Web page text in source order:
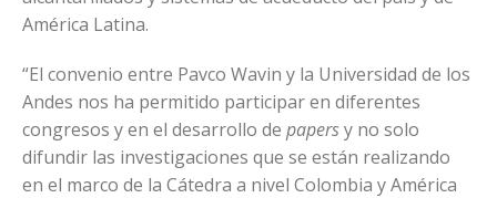
América Latina.
“El convenio entre Pavco Wavin y la Universidad de los
Andes nos ha permitido participar en diferentes
congresos y en el desarrollo de papersy no solo
difundir las investigaciones que se están realizando
en el marco de la Cátedra a nivel Colombia y América